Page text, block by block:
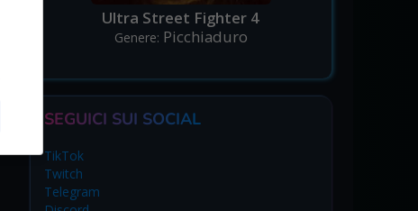
Ultra Street Fighter 4
Genere: Picchiaduro
SEGUICI SUI SOCIAL
TikTok
Twitch
Telegram